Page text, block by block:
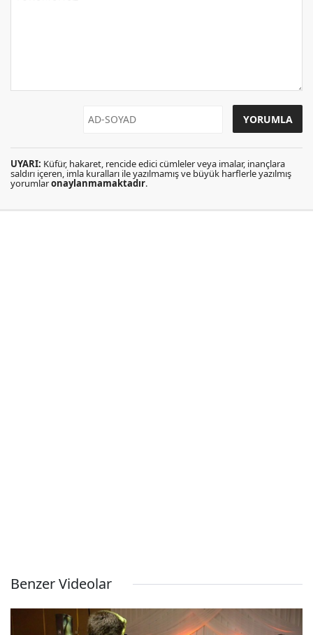
UYARI: Küfür, hakaret, rencide edici cümleler veya imalar, inançlara
saldırı içeren, imla kuralları ile yazılmamış ve büyük harflerle yazılmış
yorumlaronaylanmamaktadır.
Benzer Videolar